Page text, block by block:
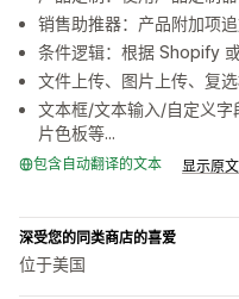
销售助推器：产品附加项
条件逻辑：根据 Shopify
文件上传、图片上传、复
文本框/文本输入/自定义字
片色板等...
包含自动翻译的文本 显示原文
深受您的同类商店的喜爱
位于美国